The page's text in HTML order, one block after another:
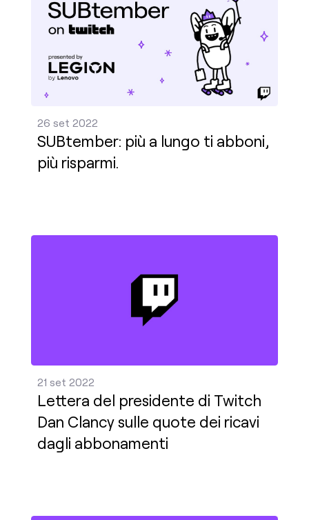
26 set 2022
SUBtember: più a lungo ti abboni,
più risparmi.
21 set 2022
Lettera del presidente di Twitch
Dan Clancy sulle quote dei ricavi
dagli abbonamenti